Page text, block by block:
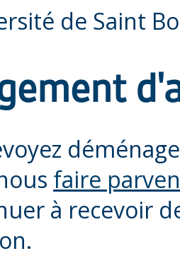
de Saint
faire
à recevoir